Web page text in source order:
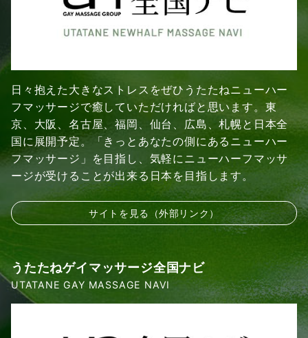
日々抱えた大きなストレスをぜひうたたねニューハー
フマッサージで癒していただければと思います。東
京、大阪、名古屋、福岡、仙台、広島、札幌と日本全
国に展開予定。「きっとあなたの側にあるニューハー
フマッサージ」を目指し、気軽にニューハーフマッサ
ージが受けることが出来る日本を目指します。
サイトを見る（外部リンク）
うたたねゲイマッサージ全国ナビ
UTATANE GAY MASSAGE NAVI